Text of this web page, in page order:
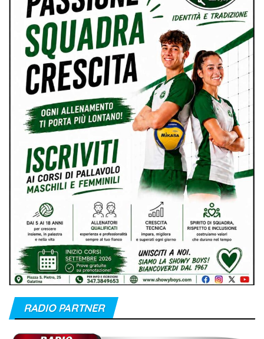
RADIO PARTNER